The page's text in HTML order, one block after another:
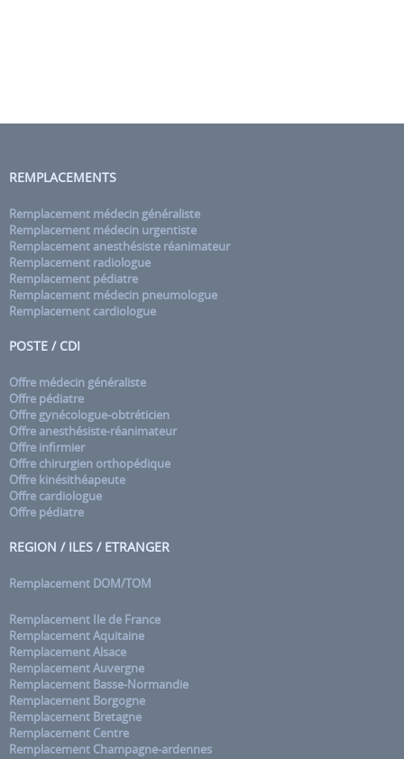
REMPLACEMENTS
Remplacement médecin généraliste
Remplacement médecin urgentiste
Remplacement anesthésiste réanimateur
Remplacement radiologue
Remplacement pédiatre
Remplacement médecin pneumologue
Remplacement cardiologue
POSTE / CDI
Offre médecin généraliste
Offre pédiatre
Offre gynécologue-obtréticien
Offre anesthésiste-réanimateur
Offre infirmier
Offre chirurgien orthopédique
Offre kinésithéapeute
Offre cardiologue
Offre pédiatre
REGION / ILES / ETRANGER
Remplacement DOM/TOM
Remplacement Ile de France
Remplacement Aquitaine
Remplacement Alsace
Remplacement Auvergne
Remplacement Basse-Normandie
Remplacement Borgogne
Remplacement Bretagne
Remplacement Centre
Remplacement Champagne-ardennes